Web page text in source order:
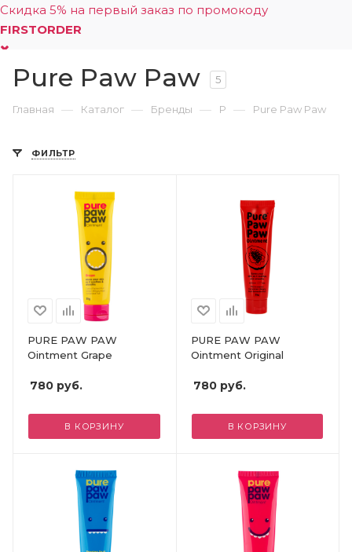
Скидка 5% на первый заказ по промокоду
FIRSTORDER
Pure Paw Paw 5
Главная — Каталог — Бренды — P — Pure Paw Paw
ФИЛЬТР
PURE PAW PAW
Ointment Grape
780 руб.
В КОРЗИНУ
PURE PAW PAW
Ointment Original
780руб.
В КОРЗИНУ